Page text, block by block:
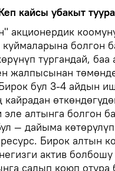
кайсы убакыт
акционердик
болгон
тургандай, баа
жалпысынан
бул 3-4 айдын
алтынга болгон
— дайыма
Бирок алтын
актив болбошу
салып коюп отура